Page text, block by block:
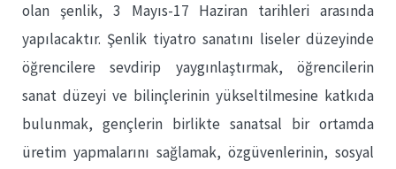
olan şenlik, 3 Mayıs-17 Haziran tarihleri arasında
yapılacaktır. Şenlik tiyatro sanatını liseler düzeyinde
öğrencilere sevdirip yaygınlaştırmak, öğrencilerin
sanat düzeyi ve bilinçlerinin yükseltilmesine katkıda
bulunmak, gençlerin birlikte sanatsal bir ortamda
üretim yapmalarını sağlamak, özgüvenlerinin, sosyal